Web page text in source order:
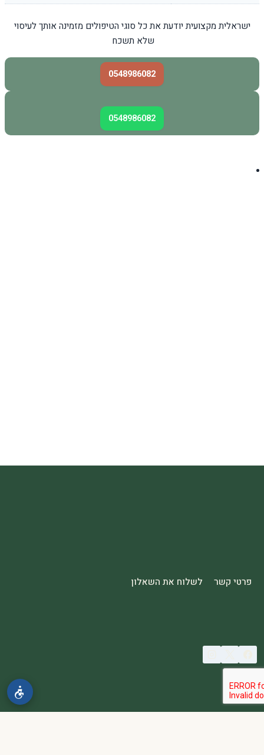
ישראלית מקצועית יודעת את כל סוגי הטיפולים מזמינה אותך לעיסוי
שלא תשכח
0548986082
0548986082
פרטי קשר לשלוח את השאלון
© 2026 spa2000